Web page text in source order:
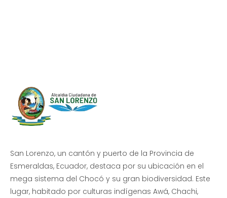
San Lorenzo, un cantón y puerto de la Provincia de
Esmeraldas, Ecuador, destaca por su ubicación en el
mega sistema del Chocó y su gran biodiversidad. Este
lugar, habitado por culturas indígenas Awá, Chachi,